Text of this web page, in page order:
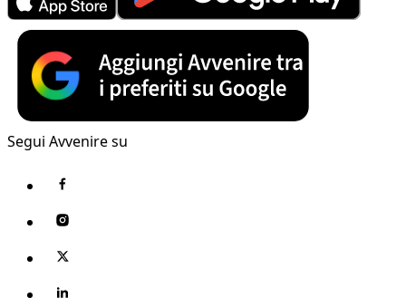
Segui Avvenire su